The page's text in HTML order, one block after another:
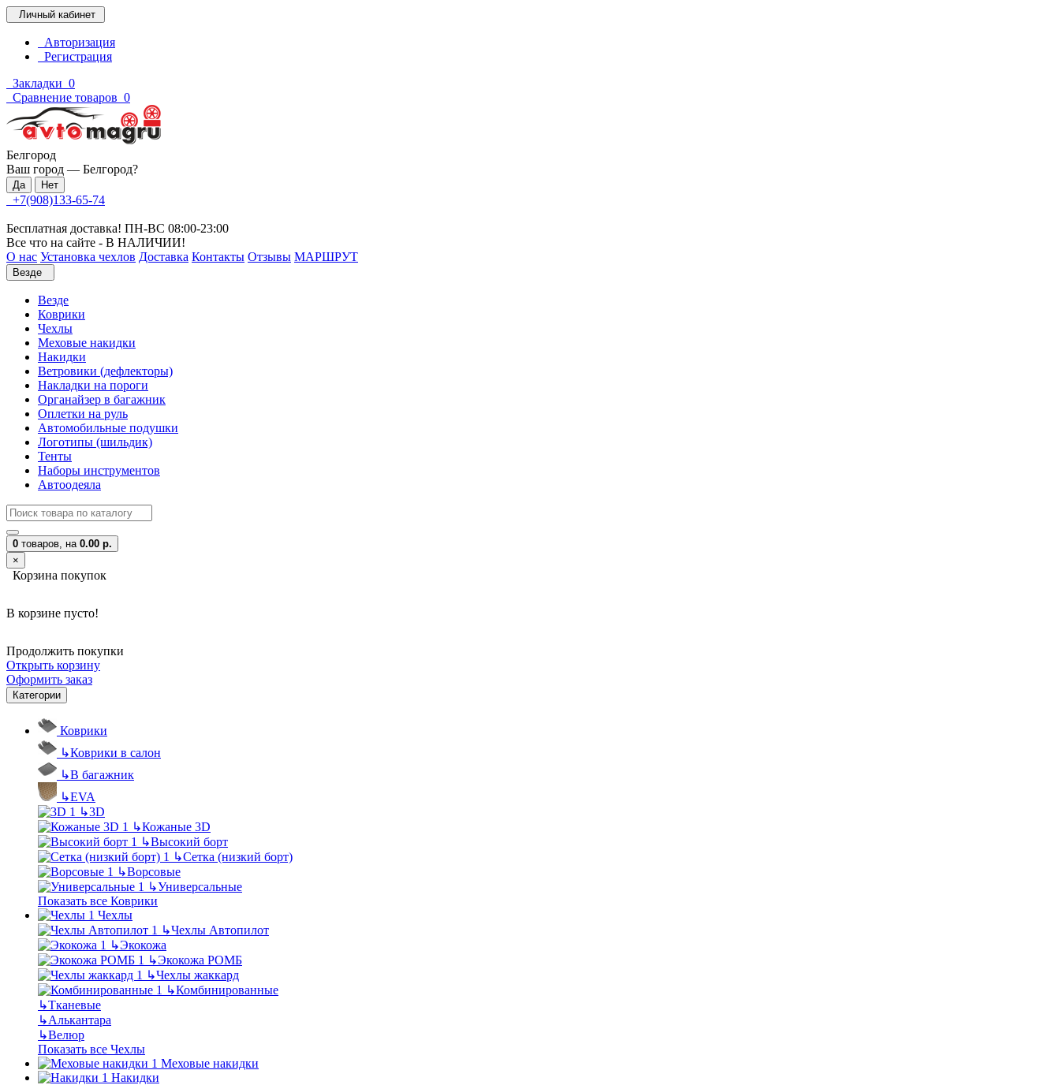
Личный кабинет
Авторизация
Регистрация
Закладки 0
Сравнение товаров 0
Белгород
Ваш город — Белгород?
+7(908)133-65-74
Бесплатная доставка! ПН-ВС 08:00-23:00
Все что на сайте - В НАЛИЧИИ!
О нас Установка чехлов Доставка Контакты Отзывы МАРШРУТ
Везде
Везде
Коврики
Чехлы
Меховые накидки
Накидки
Ветровики (дефлекторы)
Накладки на пороги
Органайзер в багажник
Оплетки на руль
Автомобильные подушки
Логотипы (шильдик)
Тенты
Наборы инструментов
Автоодеяла
0 товаров, на 0.00 р.
×
Корзина покупок
В корзине пусто!
Продолжить покупки
Открыть корзину
Оформить заказ
Категории
Коврики
↳Коврики в салон
↳В багажник
↳EVA
↳3D
↳Кожаные 3D
↳Высокий борт
↳Сетка (низкий борт)
↳Ворсовые
↳Универсальные
Показать все Коврики
Чехлы
↳Чехлы Автопилот
↳Экокожа
↳Экокожа РОМБ
↳Чехлы жаккард
↳Комбинированные
↳Тканевые
↳Алькантара
↳Велюр
Показать все Чехлы
Меховые накидки
Накидки